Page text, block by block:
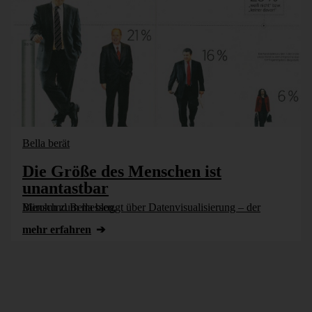
Bella berät
Die Größe des Menschen ist
unantastbar
Bürohund Bella bloggt über Datenvisualisierung – der Mensch zum messen.
mehr erfahren